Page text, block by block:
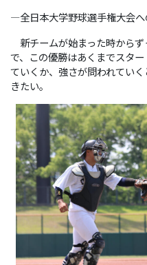
―全日本大学野球選手権大会
新チームが始まった時から
で、この優勝はあくまでスタ
ていくか、強さが問われてい
きたい。